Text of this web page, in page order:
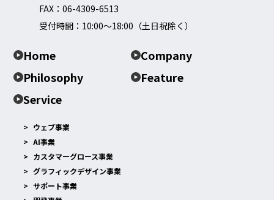
FAX：06-4309-6513
受付時間：10:00～18:00（土日祝除く）
Home
Company
Philosophy
Feature
Service
ウェブ事業
AI事業
カスタマーグロース事業
グラフィックデザイン事業
サポート事業